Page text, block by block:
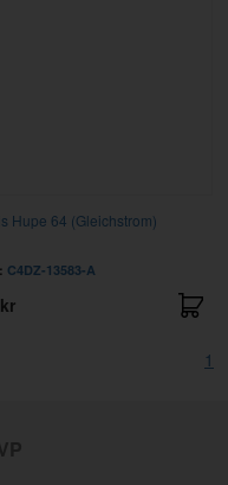
Hupe 64 (Gleichstrom)
C4DZ-13583-A
1